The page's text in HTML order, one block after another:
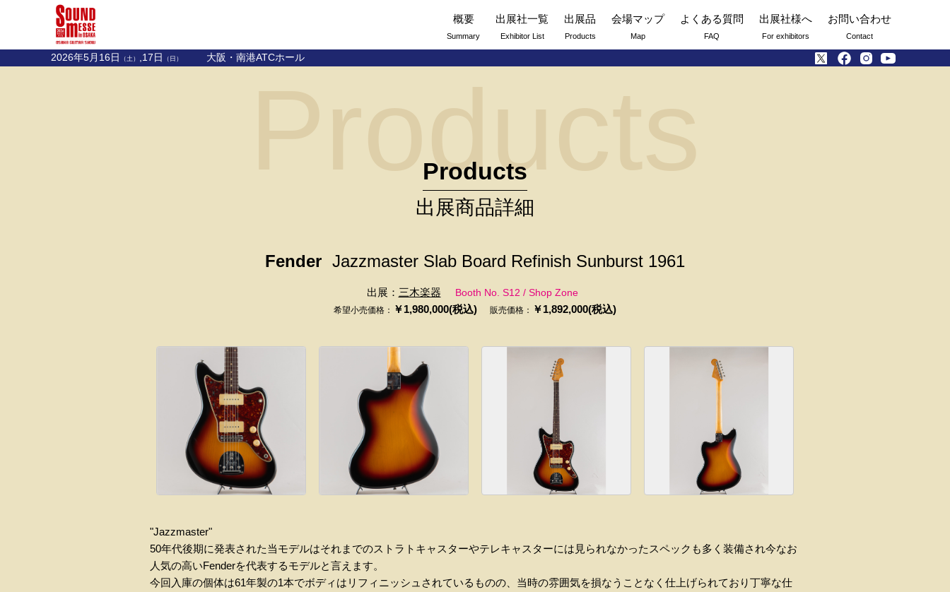
概要
Summary
出展社一覧
Exhibitor List
出展品
Products
会場マップ
Map
よくある質問
FAQ
出展社様へ
For exhibitors
お問い合わせ
Contact
2026年5月16日 （土） ,17日 （日） 大阪・南港ATCホール
Products
Products
出展商品詳細
Fender Jazzmaster Slab Board Refinish Sunburst 1961
出展： 三木楽器 Booth No. S12 / Shop Zone
希望小売価格： ￥1,980,000(税込) 販売価格： ￥1,892,000(税込)
"Jazzmaster"
50年代後期に発表された当モデルはそれまでのストラトキャスターやテレキャスターには見られなかったスペックも多く装備され今なお
人気の高いFenderを代表するモデルと言えます。
今回入庫の個体は61年製の1本でボディはリフィニッシュされているものの、当時の雰囲気を損なうことなく仕上げられており丁寧な仕